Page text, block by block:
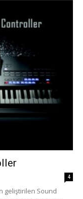
4
geliştirilen Sound